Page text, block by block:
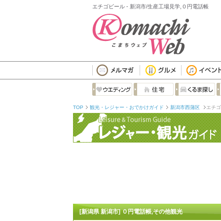
エチゴビール - 新潟市/生産工場見学,０円電話帳
TOP 観光・レジャー・おでかけガイド 新潟市西蒲区 エチ
[新潟県 新潟市] ０円電話帳,その他観光